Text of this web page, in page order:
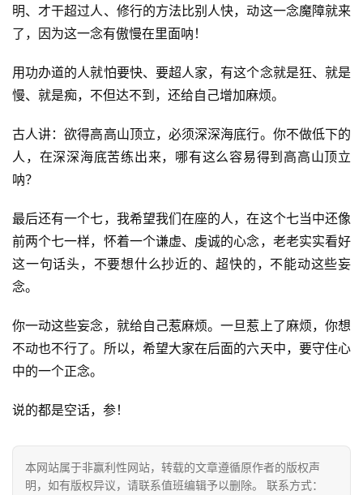
规
责
声
明、才干超过人、修行的方法比别人快，动这一念魔障就来
了，因为这一念有傲慢在里面呐！
用功办道的人就怕要快、要超人家，有这个念就是狂、就是
慢、就是痴，不但达不到，还给自己增加麻烦。
古人讲：欲得高高山顶立，必须深深海底行。你不做低下的
人，在深深海底苦练出来，哪有这么容易得到高高山顶立
呐？
最后还有一个七，我希望我们在座的人，在这个七当中还像
前两个七一样，怀着一个谦虚、虔诚的心念，老老实实看好
这一句话头，不要想什么抄近的、超快的，不能动这些妄
念。
你一动这些妄念，就给自己惹麻烦。一旦惹上了麻烦，你想
不动也不行了。所以，希望大家在后面的六天中，要守住心
中的一个正念。
说的都是空话，参！
本网站属于非赢利性网站，转载的文章遵循原作者的版权声
明，如有版权异议，请联系值班编辑予以删除。 联系方式：